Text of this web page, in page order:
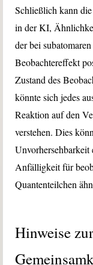
Schließlich kann
in der KI,
der bei
Beobachtereffekt
Zustand des
könnte sich jedes
Reaktion auf den
verstehen. Dies
Anfälligkeit für
Quantenteilchen
Hinweise